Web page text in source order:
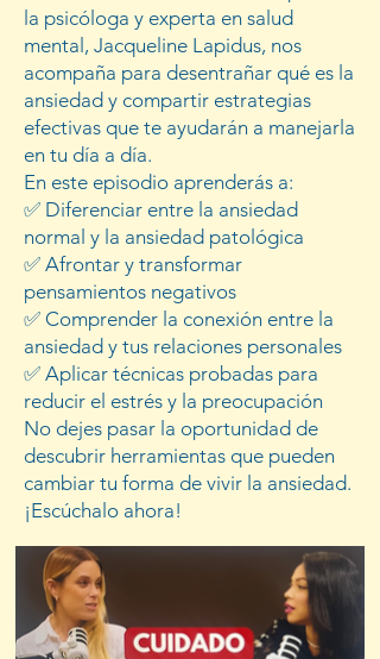
la psicóloga y experta en salud
mental, Jacqueline Lapidus, nos
acompaña para desentrañar qué es la
ansiedad y compartir estrategias
efectivas que te ayudarán a manejarla
en tu día a día.
En este episodio aprenderás a:
✅ Diferenciar entre la ansiedad
normal y la ansiedad patológica
✅ Afrontar y transformar
pensamientos negativos
✅ Comprender la conexión entre la
ansiedad y tus relaciones personales
✅ Aplicar técnicas probadas para
reducir el estrés y la preocupación
No dejes pasar la oportunidad de
descubrir herramientas que pueden
cambiar tu forma de vivir la ansiedad.
¡Escúchalo ahora!